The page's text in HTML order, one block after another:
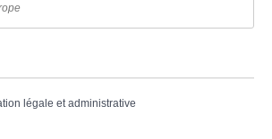
légale et administrative